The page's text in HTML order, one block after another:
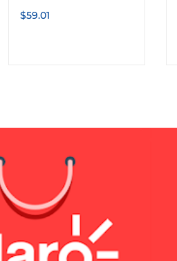
$59.01